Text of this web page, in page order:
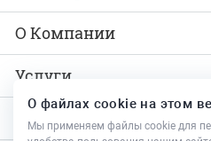
О Компании
Услуги
Продукты
О файлах cookie на этом
Мы применяем файлы cookie для